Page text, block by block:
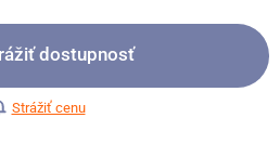
dostupnosť
Strážiť cenu